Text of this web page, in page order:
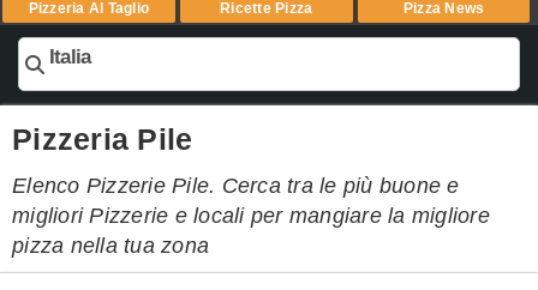
Pizzeria Al Taglio
Ricette Pizza Pizza News
Italia
Pizzeria Pile
Elenco Pizzerie Pile. Cerca tra le più buone e
migliori Pizzerie e locali per mangiare la migliore
pizza nella tua zona